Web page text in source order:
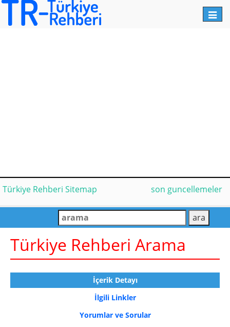
Türkiye Rehberi Sitemap son guncellemeler
Türkiye Rehberi Arama
İçerik Detayı
İlgili Linkler
Yorumlar ve Sorular